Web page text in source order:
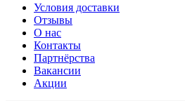
Условия доставки
Отзывы
О нас
Контакты
Партнёрства
Вакансии
Акции